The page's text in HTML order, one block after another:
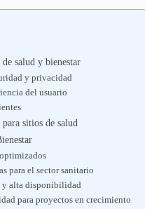
salud y bienestar
y privacidad
del usuario
sitios de salud
para el sector sanitario
y alta disponibilidad
para proyectos en crecimiento